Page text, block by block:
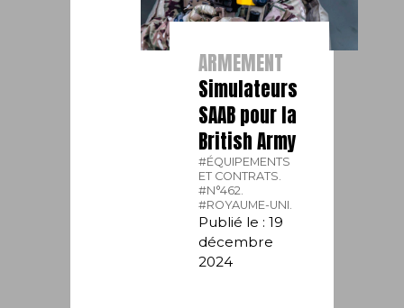
ARMEMENT
Simulateurs
SAAB pour la
British Army
#ÉQUIPEMENTS
ET CONTRATS.
#N°462.
#ROYAUME-UNI.
Publié le : 19
décembre
2024